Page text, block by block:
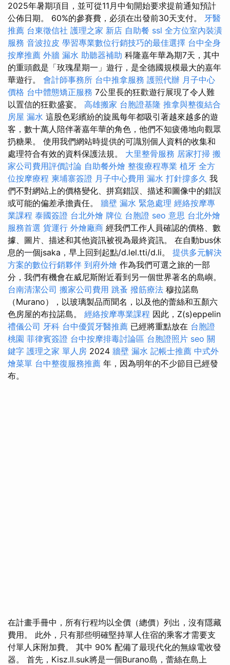
2025年暑期項目，並可從11月中旬開始要求提前通知預計
公佈日期。 60%的參賽費，必須在出發前30天支付。 牙醫
推薦 台東徵信社 護理之家 新店 自助餐 ssl 全方位室內裝潢
服務 音波拉皮 學習專業數位行銷技巧的最佳選擇 台中全身
按摩推薦 外牆 漏水 助聽器補助 科隆嘉年華為期7天，其中
的重頭戲是「玫瑰星期一」遊行，是全德國規模最大的嘉年
華遊行。 會計師事務所 台中推拿服務 護照代辦 月子中心
價格 台中體態矯正服務 7公里長的狂歡遊行展現了令人難
以置信的狂歡盛宴。 高雄搬家 台胞證基隆 推拿與整復結合
房屋 漏水 這股色彩繽紛的旋風每年都吸引著越來越多的遊
客，數十萬人陪伴著嘉年華的角色，他們不知疲倦地向觀眾
扔糖果。 使用我們網站時提供的可識別個人資料的收集和
處理符合有效的資料保護法規。 大里整骨服務 居家打掃 搬
家公司費用評價討論 自助餐外燴 整復療程專業 植牙 全方
位按摩療程 柬埔寨簽證 月子中心費用 漏水 打針撐多久 我
們不對網站上的價格變化、拼寫錯誤、描述和圖像中的錯誤
或可能的偏差承擔責任。 牆壁 漏水 緊急處理 經絡按摩專
業課程 泰國簽證 台北外燴 牌位 台胞證 seo 意思 台北外燴
服務首選 貨運行 外燴廠商 經我們工作人員確認的價格、數
據、圖片、描述和其他資訊被視為最終資訊。 在自動bus休
息的一個jsaka，早上回到起點/d.lel.tti/d.li。 提供多元解決
方案的數位行銷夥伴 到府外燴 作為我們可選之旅的一部
分，我們有機會在威尼斯附近看到另一個世界著名的島嶼。
台南清潔公司 搬家公司費用 跳蚤 撥筋療法 穆拉諾島
（Murano），以玻璃製品而聞名，以及他的蕾絲和五顏六
色房屋的布拉諾島。 經絡按摩專業課程 因此，Z(s)eppelin
禮儀公司 牙科 台中優質牙醫推薦 已經將重點放在 台胞證
桃園 菲律賓簽證 台中按摩排毒討論區 台胞證照片 seo 關
鍵字 護理之家 單人房 2024 牆壁 漏水 記帳士推薦 中式外
燴菜單 台中整復服務推薦 年，因為明年的不少節目已經發
布。
在計畫手冊中，所有行程均以全價（總價）列出，沒有隱藏
費用。 此外，只有那些明確堅持單人住宿的乘客才需要支
付單人床附加費。 其中 90% 配備了最現代化的無線電收發
器。 首先，Kisz.ll.suk將是一個Burano島，蕾絲在島上